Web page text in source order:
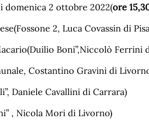
domenica 2 ottobre 2022(ore
2, Luca Covassin di
Boni”,Niccolò Ferrini
Costantino Gravini di
Daniele Cavallini di Carrara)
, Nicola Mori di Livorno)